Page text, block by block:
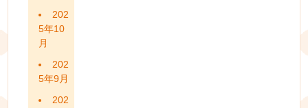
202
5年10
月
202
5年9月
202